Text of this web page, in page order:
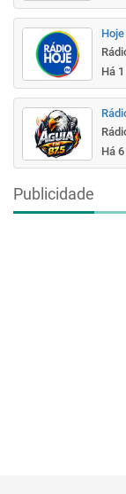
Há
Há
Publicidade